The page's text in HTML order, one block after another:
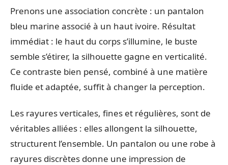
Prenons une association concrète : un pantalon
bleu marine associé à un haut ivoire. Résultat
immédiat : le haut du corps s’illumine, le buste
semble s’étirer, la silhouette gagne en verticalité.
Ce contraste bien pensé, combiné à une matière
fluide et adaptée, suffit à changer la perception.
Les rayures verticales, fines et régulières, sont de
véritables alliées : elles allongent la silhouette,
structurent l’ensemble. Un pantalon ou une robe à
rayures discrètes donne une impression de